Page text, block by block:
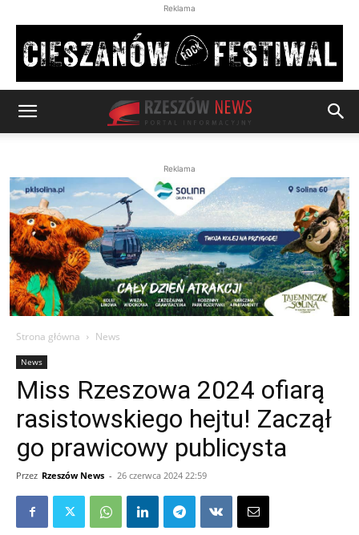
Reklama
Reklama
Strona główna News
News
Miss Rzeszowa 2024 ofiarą
rasistowskiego hejtu! Zaczął
go prawicowy publicysta
Przez Rzeszów News - 26 czerwca 2024 22:59